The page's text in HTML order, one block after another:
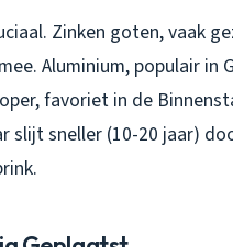
Zinken goten, vaak
Aluminium, populair
favoriet in de
slijt sneller (10-20 jaar)